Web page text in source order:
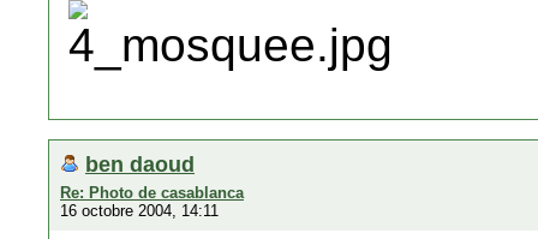
ben daoud
Re: Photo de casablanca
16 octobre 2004, 14:11